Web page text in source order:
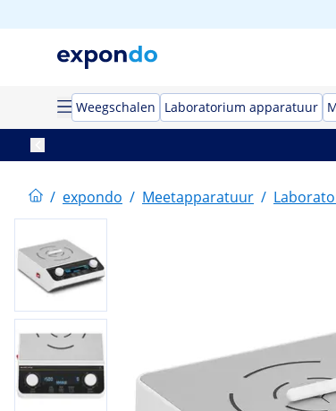
Weegschalen Laboratorium apparatuur
/ expondo / Meetapparatuur /